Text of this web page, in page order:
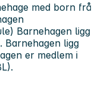
med born frå
Barnehagen ligg
Barnehagen ligg
er medlem i